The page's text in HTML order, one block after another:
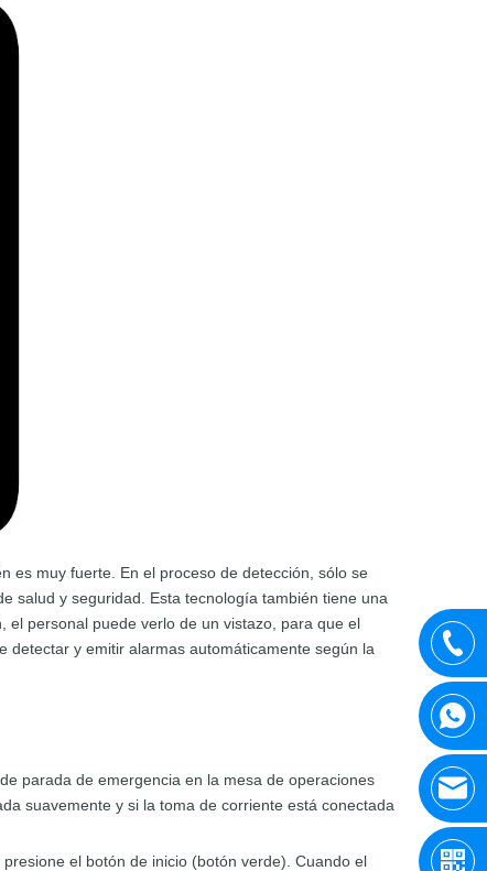
es muy fuerte. En el proceso de detección, sólo se
salud y seguridad. Esta tecnología también tiene una
personal puede verlo de un vistazo, para que el
detectar y emitir alarmas automáticamente según la
parada de emergencia en la mesa de operaciones
suavemente y si la toma de corriente está conectada
el botón de inicio (botón verde). Cuando el